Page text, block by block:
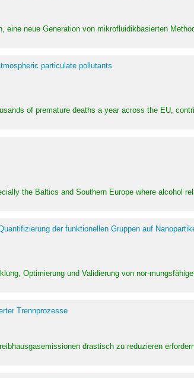
eine neue Generation von mikrofluidikbasierten
particulate pollutants
of premature deaths a year across the EU,
the Baltics and Southern Europe where alcohol
der funktionellen Gruppen auf
Optimierung und Validierung von nor-
Trennprozesse
drastisch zu reduzieren